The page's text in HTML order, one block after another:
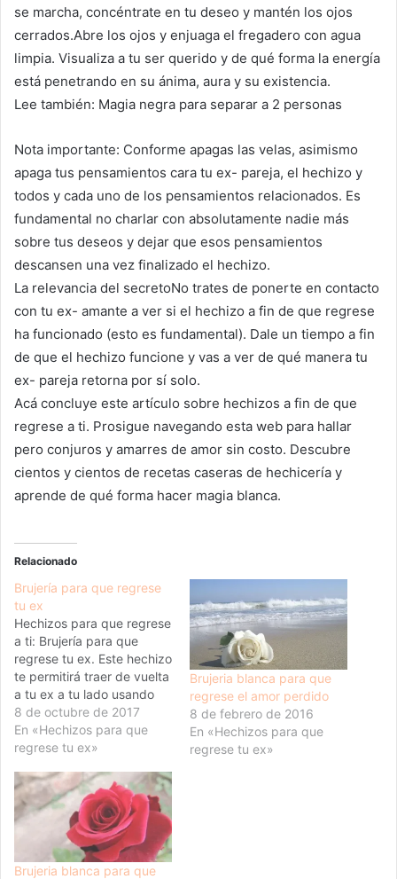
se marcha, concéntrate en tu deseo y mantén los ojos
cerrados.Abre los ojos y enjuaga el fregadero con agua
limpia. Visualiza a tu ser querido y de qué forma la energía
está penetrando en su ánima, aura y su existencia.
Lee también: Magia negra para separar a 2 personas
Nota importante: Conforme apagas las velas, asimismo
apaga tus pensamientos cara tu ex- pareja, el hechizo y
todos y cada uno de los pensamientos relacionados. Es
fundamental no charlar con absolutamente nadie más
sobre tus deseos y dejar que esos pensamientos
descansen una vez finalizado el hechizo.
La relevancia del secretoNo trates de ponerte en contacto
con tu ex- amante a ver si el hechizo a fin de que regrese
ha funcionado (esto es fundamental). Dale un tiempo a fin
de que el hechizo funcione y vas a ver de qué manera tu
ex- pareja retorna por sí solo.
Acá concluye este artículo sobre hechizos a fin de que
regrese a ti. Prosigue navegando esta web para hallar
pero conjuros y amarres de amor sin costo. Descubre
cientos y cientos de recetas caseras de hechicería y
aprende de qué forma hacer magia blanca.
Relacionado
Brujería para que regrese
tu ex
Hechizos para que regrese
a ti: Brujería para que
regrese tu ex. Este hechizo
te permitirá traer de vuelta
a tu ex a tu lado usando
brujería casera y fácil.
También puedes usarlo en
nombre de un amigo o un
preocuparse de que este
hechizo…
8 de octubre de 2017
En «Hechizos para que
regrese tu ex»
Brujeria blanca para que
regrese el amor perdido
8 de febrero de 2016
En «Hechizos para que
regrese tu ex»
Brujeria blanca para que